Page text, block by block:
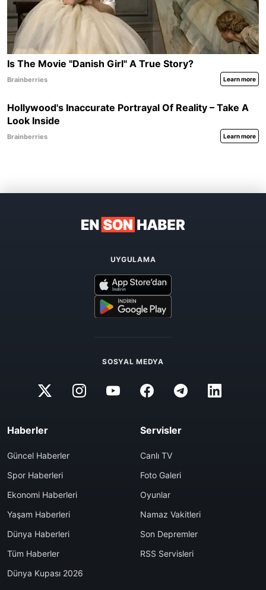
UYGULAMA
SOSYAL MEDYA
Haberler
Güncel Haberler
Spor Haberleri
Ekonomi Haberleri
Yaşam Haberleri
Dünya Haberleri
Tüm Haberler
Dünya Kupası 2026
Servisler
Canlı TV
Foto Galeri
Oyunlar
Namaz Vakitleri
Son Depremler
RSS Servisleri